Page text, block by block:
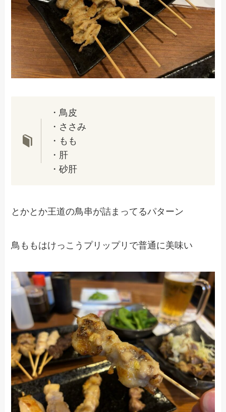
・鳥皮
・ささみ
・もも
・肝
・砂肝
とかとか王道の鳥串が詰まってるパターン
鳥ももはけっこうプリップリで普通に美味い